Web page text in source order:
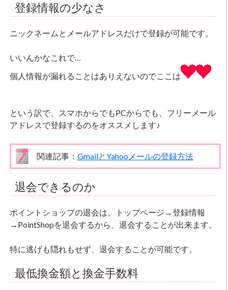
登録情報の少なさ
ニックネームとメールアドレスだけで登録が可能です。
いいんかなこれで…
個人情報が漏れることはありえないのでここは
という訳で、スマホからでもPCからでも、フリーメール
アドレスで登録するのをオススメします♪
関連記事： GmailとYahooメールの登録方法
退会できるのか
ポイントショップの退会は、トップページ→登録情報
→PointShopを退会するから、退会することが出来ます。
特に逃げも隠れもせず、退会することが可能です。
最低換金額と換金手数料